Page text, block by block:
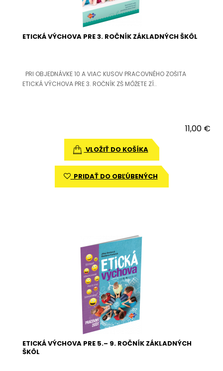
ETICKÁ VÝCHOVA PRE 3. ROČNÍK ZÁKLADNÝCH ŠKÔL
PRI OBJEDNÁVKE 10 A VIAC KUSOV PRACOVNÉHO ZOŠITA
ETICKÁ VÝCHOVA PRE 3. ROČNÍK ZŠ MÔŽETE ZÍ..
11,00 €
VLOŽIŤ DO KOŠÍKA
PRIDAŤ DO OBĽÚBENÝCH
ETICKÁ VÝCHOVA PRE 5.– 9. ROČNÍK ZÁKLADNÝCH
ŠKÔL